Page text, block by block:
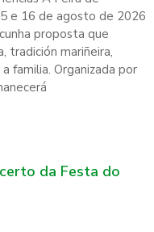
e 16 de agosto de 2026
proposta que
tradición mariñeira,
familia. Organizada por
da Festa do